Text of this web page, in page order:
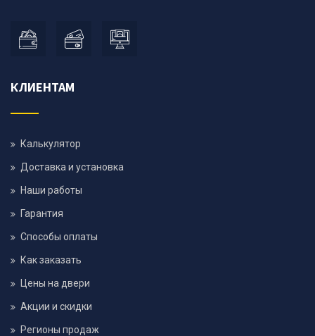
КЛИЕНТАМ
Калькулятор
Доставка и установка
Наши работы
Гарантия
Способы оплаты
Как заказать
Цены на двери
Акции и скидки
Регионы продаж